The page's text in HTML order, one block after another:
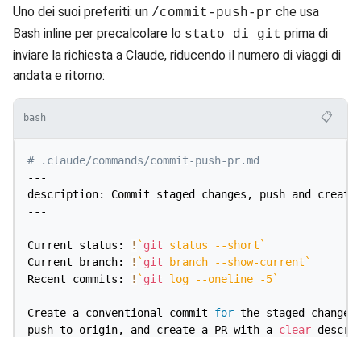
Uno dei suoi preferiti: un /commit-push-pr che usa
Bash inline per precalcolare lo stato di git prima di
inviare la richiesta a Claude, riducendo il numero di viaggi di
andata e ritorno:
bash 📋
# .claude/commands/commit-push-pr.md
---
description: Commit staged changes, push and create
---
Current status: ! ` git status --short `
Current branch:
! ` git branch --show-current `
Recent commits:
! ` git log --oneline -5`
Create a conventional commit for the staged changes
push to origin, and create a PR with a clear